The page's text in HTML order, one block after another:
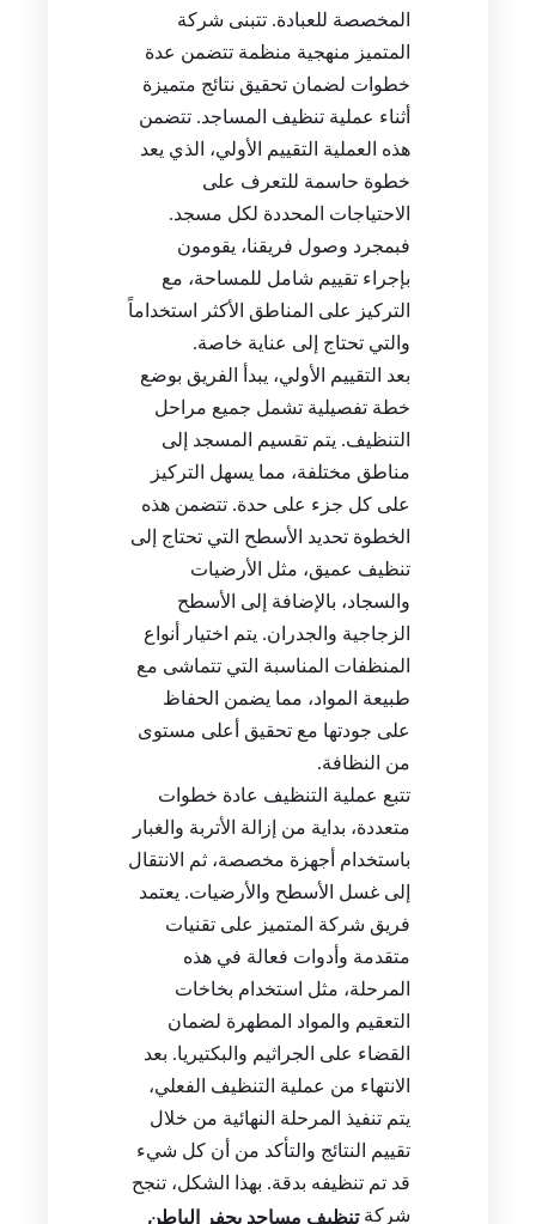
المخصصة للعبادة. تتبنى شركة
المتميز منهجية منظمة تتضمن عدة
خطوات لضمان تحقيق نتائج متميزة
أثناء عملية تنظيف المساجد. تتضمن
هذه العملية التقييم الأولي، الذي يعد
خطوة حاسمة للتعرف على
الاحتياجات المحددة لكل مسجد.
فبمجرد وصول فريقنا، يقومون
بإجراء تقييم شامل للمساحة، مع
التركيز على المناطق الأكثر استخداماً
والتي تحتاج إلى عناية خاصة.
بعد التقييم الأولي، يبدأ الفريق بوضع
خطة تفصيلية تشمل جميع مراحل
التنظيف. يتم تقسيم المسجد إلى
مناطق مختلفة، مما يسهل التركيز
على كل جزء على حدة. تتضمن هذه
الخطوة تحديد الأسطح التي تحتاج إلى
تنظيف عميق، مثل الأرضيات
والسجاد، بالإضافة إلى الأسطح
الزجاجية والجدران. يتم اختيار أنواع
المنظفات المناسبة التي تتماشى مع
طبيعة المواد، مما يضمن الحفاظ
على جودتها مع تحقيق أعلى مستوى
من النظافة.
تتبع عملية التنظيف عادة خطوات
متعددة، بداية من إزالة الأتربة والغبار
باستخدام أجهزة مخصصة، ثم الانتقال
إلى غسل الأسطح والأرضيات. يعتمد
فريق شركة المتميز على تقنيات
متقدمة وأدوات فعالة في هذه
المرحلة، مثل استخدام بخاخات
التعقيم والمواد المطهرة لضمان
القضاء على الجراثيم والبكتيريا. بعد
الانتهاء من عملية التنظيف الفعلي،
يتم تنفيذ المرحلة النهائية من خلال
تقييم النتائج والتأكد من أن كل شيء
قد تم تنظيفه بدقة. بهذا الشكل، تنجح
شركةتنظيف مساجد بحفر الباطن